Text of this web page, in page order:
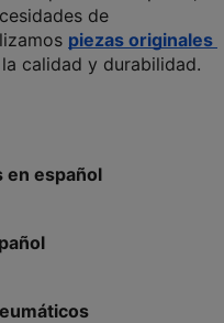
de
piezas originales
calidad y durabilidad.
en español